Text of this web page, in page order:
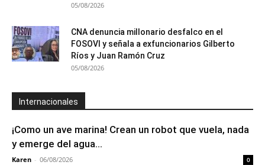
05/08/2026
CNA denuncia millonario desfalco en el
FOSOVI y señala a exfuncionarios Gilberto
Ríos y Juan Ramón Cruz
05/08/2026
Internacionales
¡Como un ave marina! Crean un robot que vuela, nada
y emerge del agua...
Karen - 06/08/2026 0